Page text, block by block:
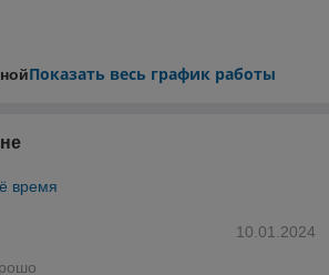
Показать весь график работы
время
10.01.2024